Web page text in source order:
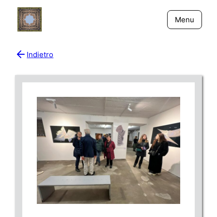
Menu
Giornali
New York - Riflessi
Fiume Niger
Indietro